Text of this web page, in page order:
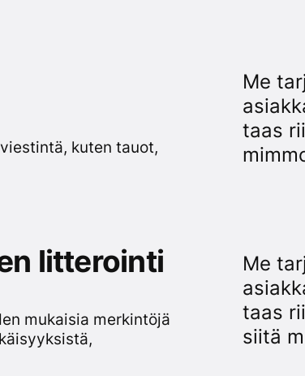
kuten tauot,
Me
taas
litterointi
mukaisia merkintöjä
Me
taas
siitä